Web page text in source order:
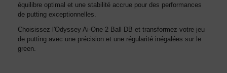
équilibre optimal et une stabilité accrue pour des performances
de putting exceptionnelles.
Choisissez l'Odyssey Ai-One 2 Ball DB et transformez votre jeu
de putting avec une précision et une régularité inégalées sur le
green.